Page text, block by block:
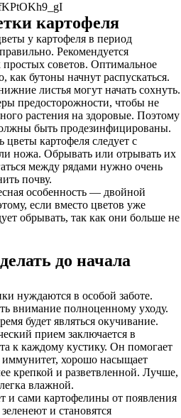
картофеля
у картофеля в период
Рекомендуется
простых советов. Оптимальное
как бутоны начнут распускаться.
листья могут начать сохнуть.
предосторожности, чтобы не
растения на здоровые. Поэтому
быть продезинфицированы.
картофеля следует с
ножа. Обрывать или отрывать их
между рядами нужно очень
почву.
особенность — двойной
если вместо цветов уже
обрывать, так как они больше не
до начала
нуждаются в особой заботе.
внимание полноценному уходу.
будет являться окучивание.
прием заключается в
к каждому кустику. Он помогает
иммунитет, хорошо насыщает
крепкой и разветвленной. Лучше,
влажной.
и сами картофелины от появления
и становятся